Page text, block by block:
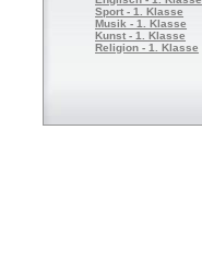
Sport - 1. Klasse
Musik - 1. Klasse
Kunst - 1. Klasse
Religion - 1. Klasse